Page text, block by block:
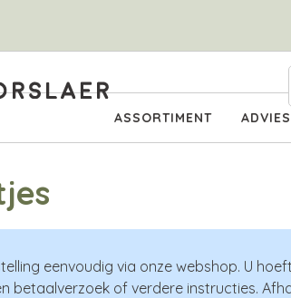
ASSORTIMENT ADVIES
eenvoudig via onze webshop. U
betaalverzoek of verdere instructies.